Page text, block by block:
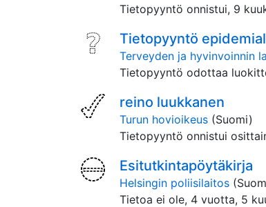
Tietopyyntö onnistui, 9
Tietopyyntö
Terveyden ja hyvinvoinnin
Tietopyyntö odottaa
reino luukkanen
Turun hovioikeus (Suomi)
Tietopyyntö onnistui
Esitutkintapöytäkirja
Helsingin poliisilaitos
Tietoa ei ole, 4 vuotta, 5